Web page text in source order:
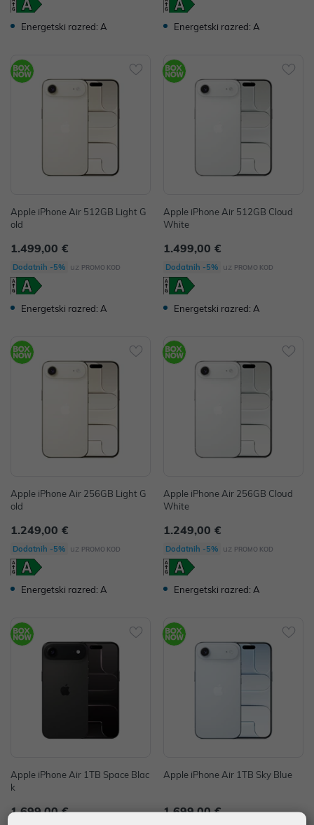
Energetski razred: A Energetski razred: A
Apple iPhone Air 512GB Light G
old
1.499,00 €
Dodatnih -5% uz PROMO KOD
Energetski razred: A
Apple iPhone Air 512GB Cloud
White
1.499,00 €
Dodatnih -5% uz PROMO KOD
Energetski razred: A
Apple iPhone Air 256GB Light G
old
1.249,00 €
Dodatnih -5% uz PROMO KOD
Energetski razred: A
Apple iPhone Air 256GB Cloud
White
1.249,00 €
Dodatnih -5% uz PROMO KOD
Energetski razred: A
Apple iPhone Air 1TB Space Blac
k
1.699,00 €
Apple iPhone Air 1TB Sky Blue
1.699,00 €